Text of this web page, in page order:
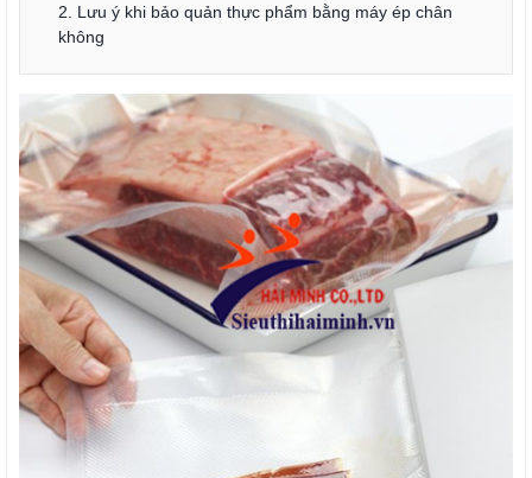
2. Lưu ý khi bảo quản thực phẩm bằng máy ép chân
không